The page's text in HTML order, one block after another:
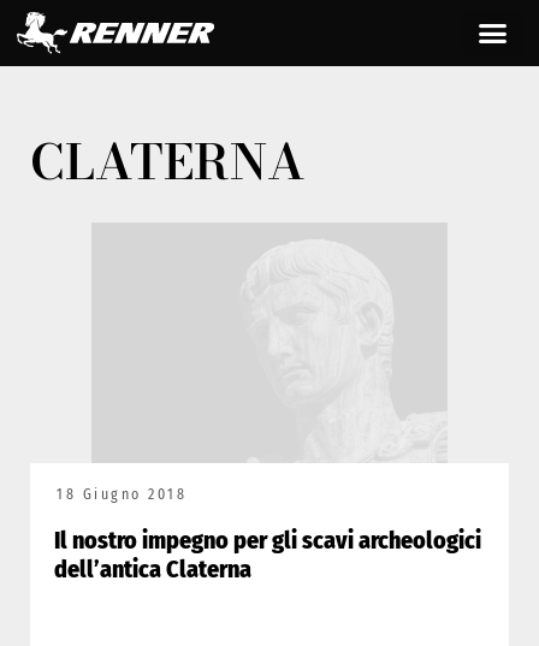
CLATERNA
18 Giugno 2018
Il nostro impegno per gli scavi archeologici
dell’antica Claterna